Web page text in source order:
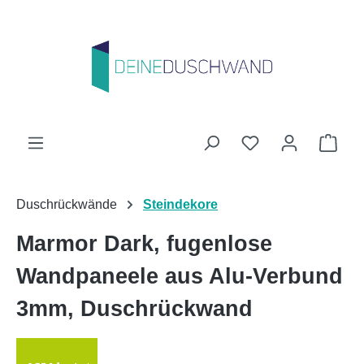
Du hast 0
Duschrückwände Steindekore
Marmor Dark, fugenlose
Wandpaneele aus Alu-Verbund
3mm, Duschrückwand